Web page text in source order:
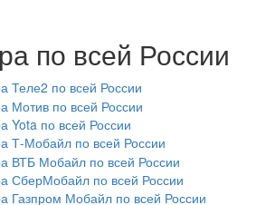
по всей России
Теле2 по всей России
Мотив по всей России
Yota по всей России
Т-Мобайл по всей России
ВТБ Мобайл по всей России
СберМобайл по всей России
Газпром Мобайл по всей России